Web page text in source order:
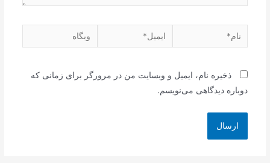
نام* ایمیل* وبگاه
ذخیره نام، ایمیل و وبسایت من در مرورگر برای زمانی که
دوباره دیدگاهی می‌نویسم.